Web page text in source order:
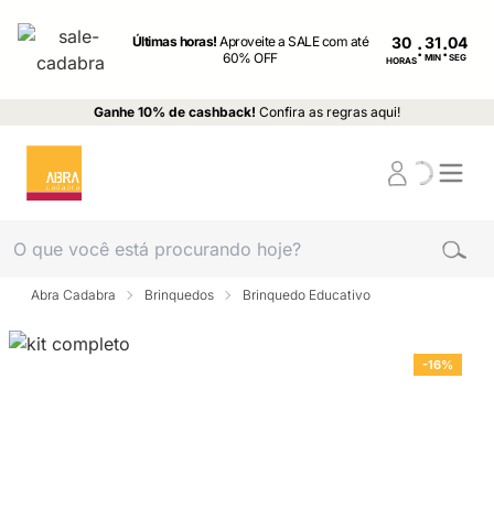
Últimas horas!Aproveite a SALE com até
60% OFF
30
HORAS: MIN : SEG
Ganhe 10% de cashback! Confira as regras aqui!
Abra Cadabra Brinquedos Brinquedo Educativo
-16%